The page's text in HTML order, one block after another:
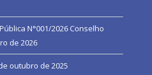
N°001/2026 Conselho
de 2026
outubro de 2025